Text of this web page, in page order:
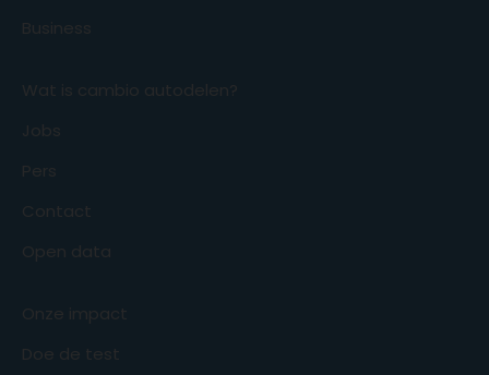
Business
Wat is cambio autodelen?
Jobs
Pers
Contact
Open data
Onze impact
Doe de test